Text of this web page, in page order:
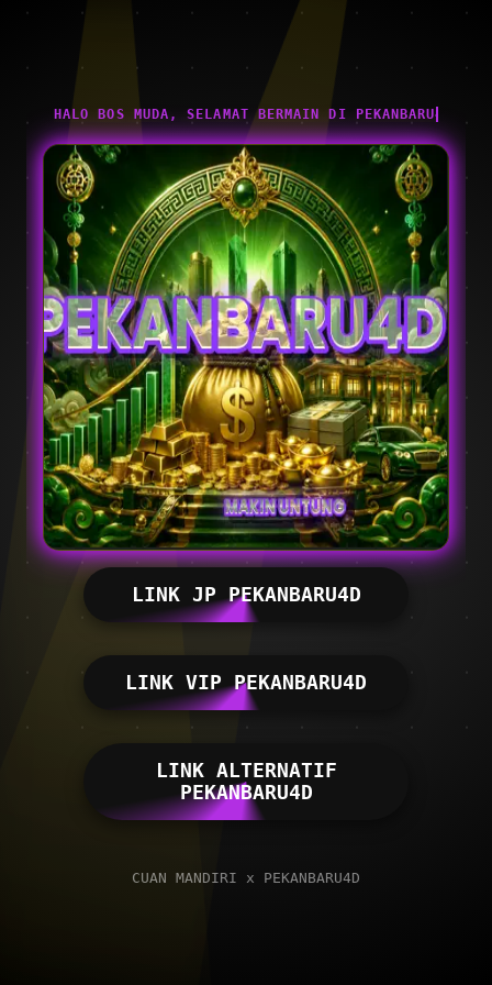
HALO BOS MUDA, SELAMAT BERMAIN DI PEKANBARU4D
LINK JP PEKANBARU4D
LINK VIP PEKANBARU4D
LINK ALTERNATIF
PEKANBARU4D
CUAN MANDIRI x PEKANBARU4D